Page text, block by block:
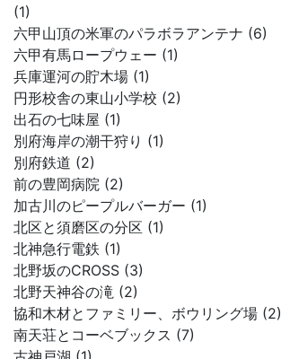
(1)
六甲山頂の米軍のパラボラアンテナ (6)
六甲有馬ロープウェー (1)
兵庫運河の貯木場 (1)
円形校舎の東山小学校 (2)
出石の七味屋 (1)
別府海岸の潮干狩り (1)
別府鉄道 (2)
前の豊岡病院 (2)
加古川のピープルバーガー (1)
北区と須磨区の分区 (1)
北神急行電鉄 (1)
北野坂のCROSS (3)
北野天神谷の滝 (2)
協和木材とファミリー、ボウリング場 (2)
南天荘とコーベブックス (7)